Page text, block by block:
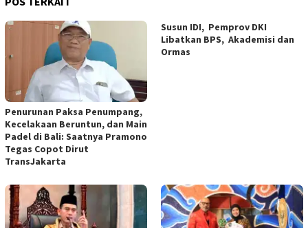
Penurunan Paksa Penumpang,
Kecelakaan Beruntun, dan Main
Padel di Bali: Saatnya Pramono
Tegas Copot Dirut
TransJakarta
Susun IDI, Pemprov DKI
Libatkan BPS, Akademisi dan
Ormas